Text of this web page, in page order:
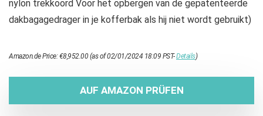
nylon trekkoord Voor het opbergen van de gepatenteerde
dakbagagedrager in je kofferbak als hij niet wordt gebruikt)
Amazon.de Price:€8,952.00(as of 02/01/2024 18:09 PST-Details)
AUF AMAZON PRÜFEN